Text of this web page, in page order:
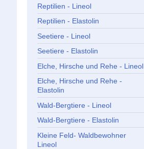
Reptilien - Lineol
Reptilien - Elastolin
Seetiere - Lineol
Seetiere - Elastolin
Elche, Hirsche und Rehe - Lineol
Elche, Hirsche und Rehe -
Elastolin
Wald-Bergtiere - Lineol
Wald-Bergtiere - Elastolin
Kleine Feld- Waldbewohner
Lineol